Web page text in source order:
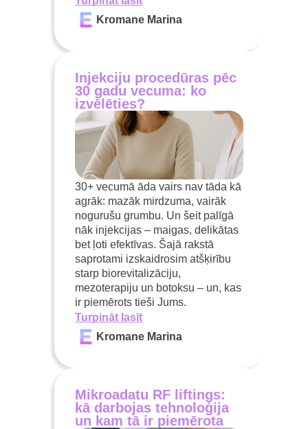
Kromane Marina
Injekciju procedūras pēc
30 gadu vecuma: ko
izvēlēties?
30+ vecumā āda vairs nav tāda kā
agrāk: mazāk mirdzuma, vairāk
nogurušu grumbu. Un šeit palīgā
nāk injekcijas – maigas, delikātas
bet ļoti efektīvas. Šajā rakstā
saprotami izskaidrosim atšķirību
starp biorevitalizāciju,
mezoterapiju un botoksu – un, kas
ir piemērots tieši Jums.
Turpināt lasīt
Kromane Marina
Mikroadatu RF liftings:
kā darbojas tehnoloģija
un kam tā ir piemērota